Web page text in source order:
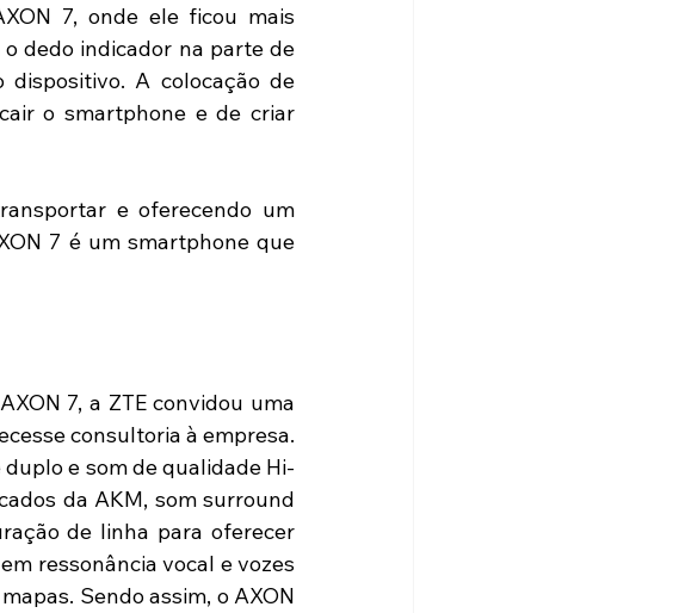
7, onde ele ficou mais
dedo indicador na parte de
A colocação de
o smartphone e de criar
e oferecendo um
7 é um smartphone que
7, a ZTE convidou uma
consultoria à empresa.
e som de qualidade Hi-
da AKM, som surround
de linha para oferecer
ressonância vocal e vozes
Sendo assim, o AXON